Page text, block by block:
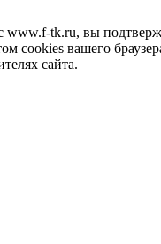
www.f-tk.ru, вы
cookies вашего
сайта.